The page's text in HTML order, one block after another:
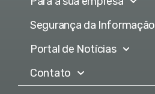
Segurança da Informação
Portal de Notícias
Contato